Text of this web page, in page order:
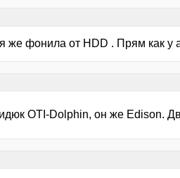
же фонила от HDD . Прям как у
OTI-Dolphin, он же Edison.